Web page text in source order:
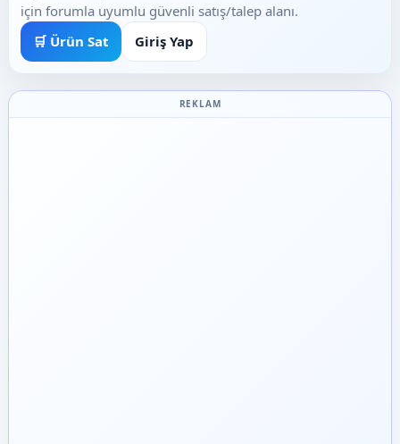
için forumla uyumlu güvenli satış/talep alanı.
🛒 Ürün Sat
Giriş Yap
REKLAM